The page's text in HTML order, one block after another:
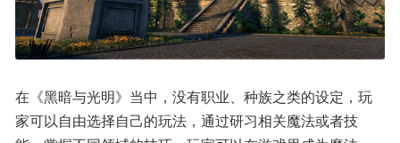
在《黑暗与光明》当中，没有职业、种族之类的设定，玩
家可以自由选择自己的玩法，通过研习相关魔法或者技